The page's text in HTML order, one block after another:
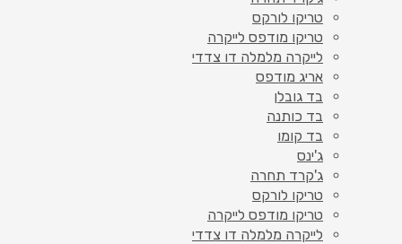
טריקו לורקס
טריקו מודפס לייקרה
לייקרה מלמלה דו צדדי
אריג מודפס
בד גובלן
בד כותנה
בד קומו
ג'ינס
ג'קרד תחרה
טריקו לורקס
טריקו מודפס לייקרה
לייקרה מלמלה דו צדדי